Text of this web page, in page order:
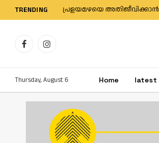
TRENDING പ്രളയമഴയെ അതിജീവിക്കാന്‍
FacebookInstagram
Thursday, August 6 Home latest